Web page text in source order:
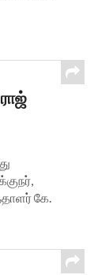
கே.